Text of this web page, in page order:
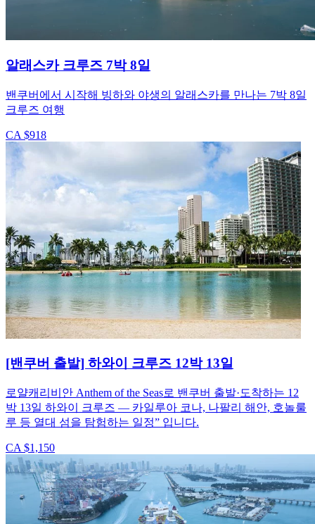
알래스카 크루즈 7박 8일
밴쿠버에서 시작해 빙하와 야생의 알래스카를 만나는 7박 8일
크루즈 여행
CA $918
[밴쿠버 출발] 하와이 크루즈 12박 13일
로얄캐리비안 Anthem of the Seas로 밴쿠버 출발·도착하는 12
박 13일 하와이 크루즈 — 카일루아 코나, 나팔리 해안, 호놀룰
루 등 열대 섬을 탐험하는 일정” 입니다.
CA $1,150